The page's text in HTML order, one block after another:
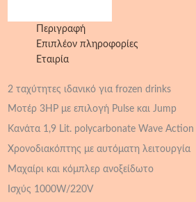
Περιγραφή
Επιπλέον πληροφορίες
Εταιρία
2 ταχύτητες ιδανικό για frozen drinks
Μοτέρ 3HP με επιλογή Pulse και Jump
Κανάτα 1,9 Lit. polycarbonate Wave Action
Χρονοδιακόπτης με αυτόματη λειτουργία
Μαχαίρι και κόμπλερ ανοξείδωτο
Ισχύς 1000W/220V